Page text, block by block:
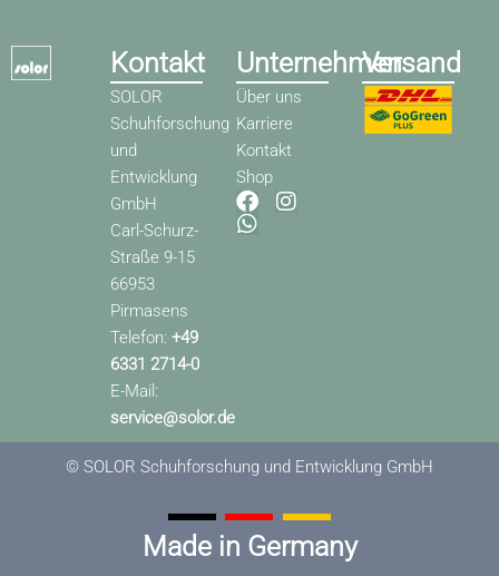
Kontakt
SOLOR
Schuhforschung
und
Entwicklung
GmbH
Carl-Schurz-
Straße 9-15
66953
Pirmasens
Telefon:+49
6331 2714-0
E-Mail:
service@solor.de
Unternehmen
Über uns
Karriere
Kontakt
Shop
F
a
I
W
h
Versand
© SOLOR Schuhforschung und Entwicklung GmbH
Made in Germany